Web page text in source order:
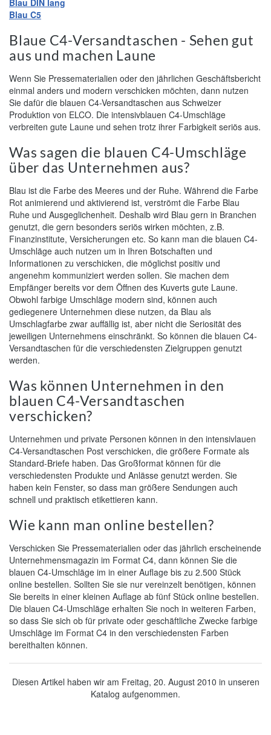
B lau DIN lang
Blau C5
Blaue C4-Versandtaschen - Sehen gut
aus und machen Laune
Wenn Sie Pressematerialien oder den jährlichen Geschäftsbericht
einmal anders und modern verschicken möchten, dann nutzen
Sie dafür die blauen C4-Versandtaschen aus Schweizer
Produktion von ELCO. Die intensivblauen C4-Umschläge
verbreiten gute Laune und sehen trotz ihrer Farbigkeit seriös aus.
Was sagen die blauen C4-Umschläge
über das Unternehmen aus?
Blau ist die Farbe des Meeres und der Ruhe. Während die Farbe
Rot animierend und aktivierend ist, verströmt die Farbe Blau
Ruhe und Ausgeglichenheit. Deshalb wird Blau gern in Branchen
genutzt, die gern besonders seriös wirken möchten, z.B.
Finanzinstitute, Versicherungen etc. So kann man die blauen C4-
Umschläge auch nutzen um in Ihren Botschaften und
Informationen zu verschicken, die möglichst positiv und
angenehm kommuniziert werden sollen. Sie machen dem
Empfänger bereits vor dem Öffnen des Kuverts gute Laune.
Obwohl farbige Umschläge modern sind, können auch
gediegenere Unternehmen diese nutzen, da Blau als
Umschlagfarbe zwar auffällig ist, aber nicht die Seriosität des
jeweiligen Unternehmens einschränkt. So können die blauen C4-
Versandtaschen für die verschiedensten Zielgruppen genutzt
werden.
Was können Unternehmen in den
blauen C4-Versandtaschen
verschicken?
Unternehmen und private Personen können in den intensivlauen
C4-Versandtaschen Post verschicken, die größere Formate als
Standard-Briefe haben. Das Großformat können für die
verschiedensten Produkte und Anlässe genutzt werden. Sie
haben kein Fenster, so dass man größere Sendungen auch
schnell und praktisch etikettieren kann.
Wie kann man online bestellen?
Verschicken Sie Pressematerialien oder das jährlich erscheinende
Unternehmensmagazin im Format C4, dann können Sie die
blauen C4-Umschläge im in einer Auflage bis zu 2.500 Stück
online bestellen. Sollten Sie sie nur vereinzelt benötigen, können
Sie bereits in einer kleinen Auflage ab fünf Stück online bestellen.
Die blauen C4-Umschläge erhalten Sie noch in weiteren Farben,
so dass Sie sich ob für private oder geschäftliche Zwecke farbige
Umschläge im Format C4 in den verschiedensten Farben
bereithalten können.
Diesen Artikel haben wir am Freitag, 20. August 2010 in unseren
Katalog aufgenommen.